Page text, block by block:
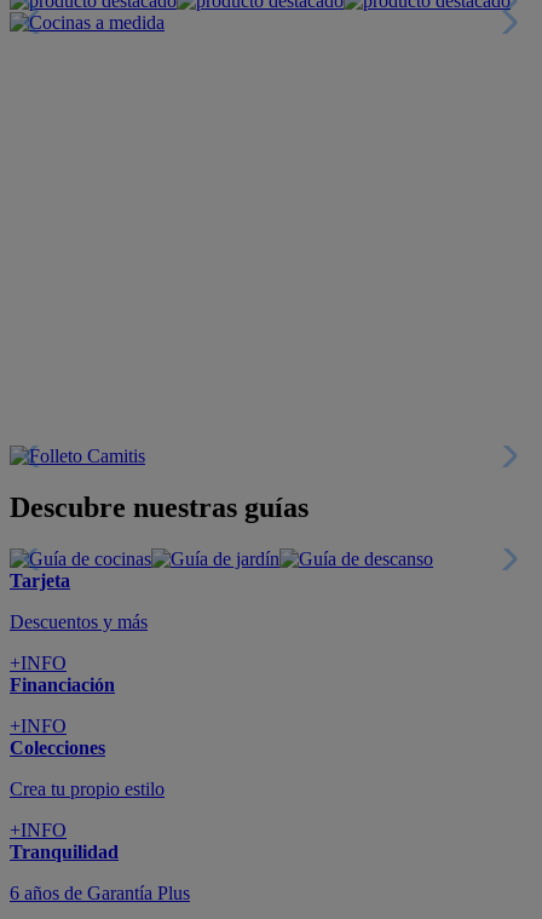
Descubre nuestras guías
Tarjeta
Descuentos y más
+INFO
Financiación
+INFO
Colecciones
Crea tu propio estilo
+INFO
Tranquilidad
6 años de Garantía Plus